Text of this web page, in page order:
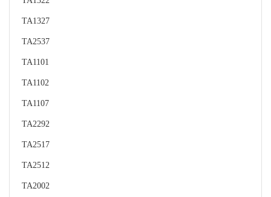
TA1327
TA2537
TA1101
TA1102
TA1107
TA2292
TA2517
TA2512
TA2002